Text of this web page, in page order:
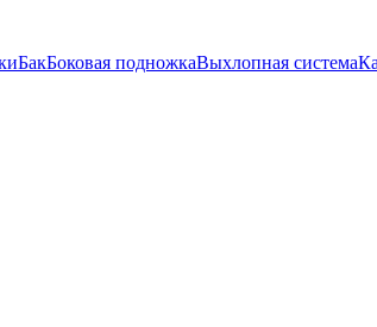
БакБоковая подножкаВыхлопная система